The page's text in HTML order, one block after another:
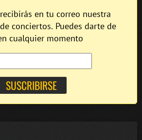
en tu correo nuestra
conciertos. Puedes darte de
cualquier momento